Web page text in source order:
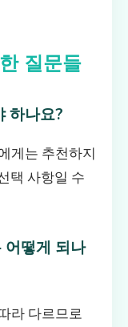
질문들
하나요?
게는 추천하지
택 사항일 수
어떻게 되나
라 다르므로